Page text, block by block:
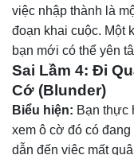
việc nhập thành là
đoạn khai cuộc. Một
bạn mới có thể yên
Sai Lầm 4: Đi
Cớ (Blunder)
Biểu hiện: Bạn thực
xem ô cờ đó có
dẫn đến việc mất